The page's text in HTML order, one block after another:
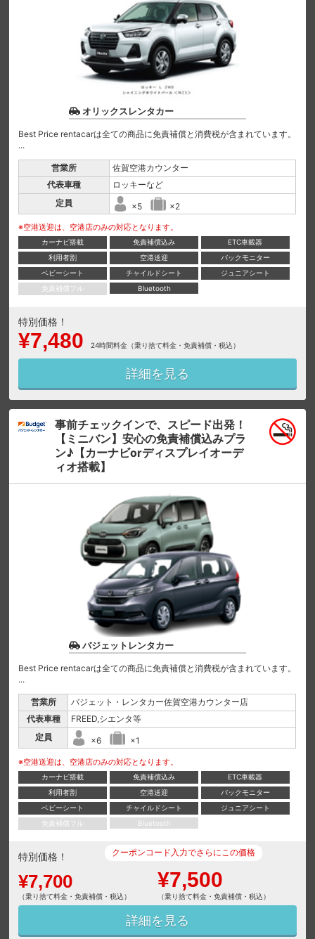
オリックスレンタカー
Best Price rentacarは全ての商品に免責補償と消費税が含まれています。
...
営業所
佐賀空港カウンター
代表車種
ロッキーなど
定員
×5 ×2
※空港送迎は、空港店のみの対応となります。
カーナビ搭載 免責補償込み
ETC車載器
利用者割
空港送迎
バックモニター
ベビーシート
チャイルドシート
ジュニアシート
免責補償フル
Bluetooth
特別価格！
¥7,480 24時間料金（乗り捨て料金・免責補償・税込）
詳細を見る
事前チェックインで、スピード出発！
【ミニバン】安心の免責補償込みプラ
ン♪【カーナビorディスプレイオーデ
ィオ搭載】
バジェットレンタカー
Best Price rentacarは全ての商品に免責補償と消費税が含まれています。
...
営業所
バジェット・レンタカー佐賀空港カウンター店
代表車種
FREED,シエンタ等
定員
×6 ×1
※空港送迎は、空港店のみの対応となります。
カーナビ搭載 免責補償込み
ETC車載器
利用者割
空港送迎
バックモニター
ベビーシート
チャイルドシート
ジュニアシート
免責補償フル
Bluetooth
特別価格！
¥7,700
（乗り捨て料金・免責補償・税込）
クーポンコード入力でさらにこの価格
¥7,500
（乗り捨て料金・免責補償・税込）
詳細を見る